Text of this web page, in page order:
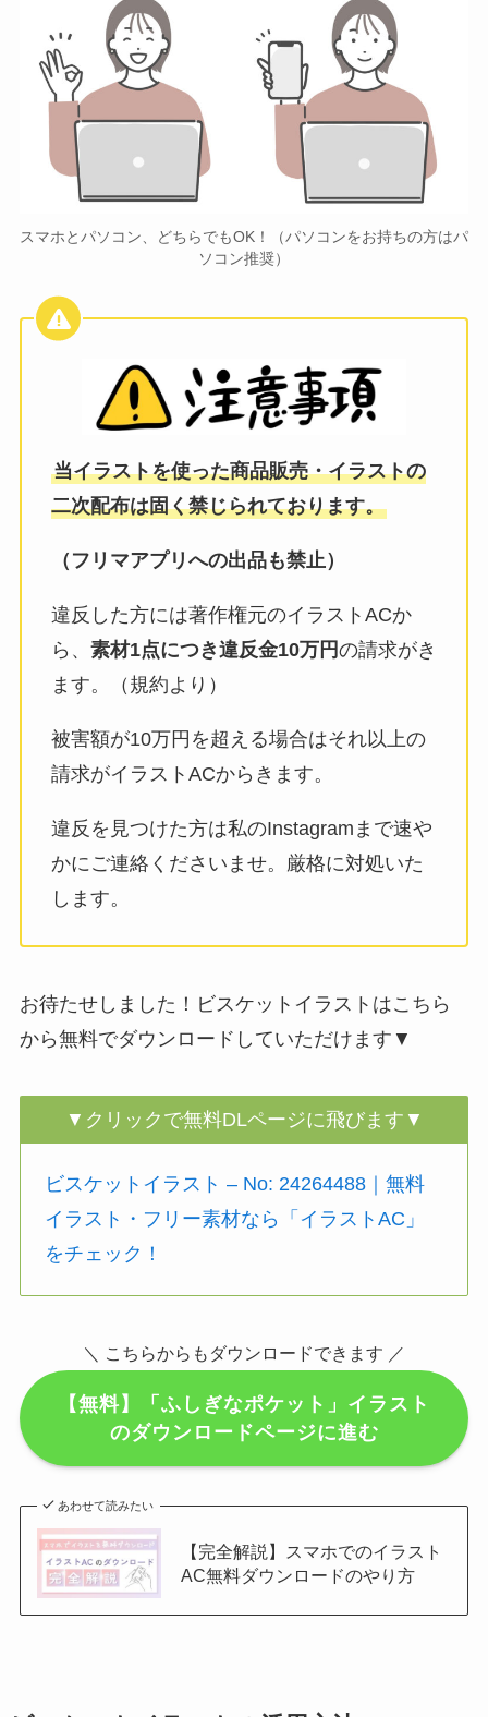
スマホとパソコン、どちらでもOK！（パソコンをお持ちの方はパ
ソコン推奨）
当イラストを使った商品販売・イラストの
二次配布は固く禁じられております。
（フリマアプリへの出品も禁止）
違反した方には著作権元のイラストACか
ら、 素材1点につき違反金10万円の請求がき
ます。（規約より）
被害額が10万円を超える場合はそれ以上の
請求がイラストACからきます。
違反を見つけた方は私のInstagramまで速や
かにご連絡くださいませ。厳格に対処いた
します。
お待たせしました！ビスケットイラストはこちら
から無料でダウンロードしていただけます▼
▼クリックで無料DLページに飛びます▼
ビスケットイラスト – No: 24264488｜無料
イラスト・フリー素材なら「イラストAC」
をチェック！
＼ こちらからもダウンロードできます ／
【無料】「ふしぎなポケット」イラスト
のダウンロードページに進む
あわせて読みたい
【完全解説】スマホでのイラスト
AC無料ダウンロードのやり方